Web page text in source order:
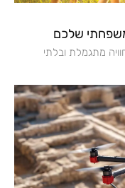
שלכם
מתגמלת ובלתי